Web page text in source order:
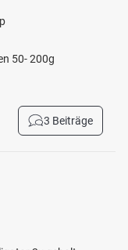
50- 200g
3 Beiträge